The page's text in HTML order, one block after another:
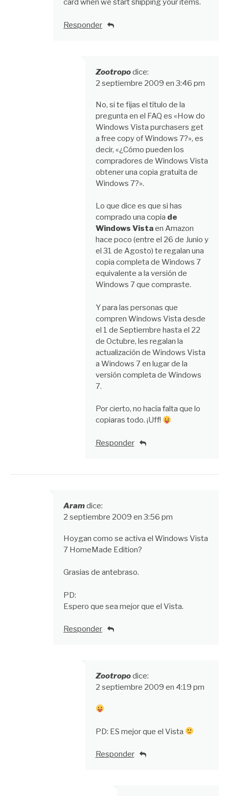
card when we start shipping your items.
Responder
Zootropodice:
2 septiembre 2009 en 3:46 pm
No, si te fijas el título de la
pregunta en el FAQ es «How do
Windows Vista purchasers get
a free copy of Windows 7?», es
decir, «¿Cómo pueden los
compradores de Windows Vista
obtener una copia gratuita de
Windows 7?».
Lo que dice es que si has
comprado una copia de
Windows Vistaen Amazon
hace poco (entre el 26 de Junio y
el 31 de Agosto) te regalan una
copia completa de Windows 7
equivalente a la versión de
Windows 7 que compraste.
Y para las personas que
compren Windows Vista desde
el 1 de Septiembre hasta el 22
de Octubre, les regalan la
actualización de Windows Vista
a Windows 7 en lugar de la
versión completa de Windows
7.
Por cierto, no hacía falta que lo
copiaras todo. ¡Uff!
Responder
Aramdice:
2 septiembre 2009 en 3:56 pm
Hoygan como se activa el Windows Vista
7 HomeMade Edition?
Grasias de antebraso.
PD:
Espero que sea mejor que el Vista.
Responder
Zootropodice:
2 septiembre 2009 en 4:19 pm
PD: ES mejor que el Vista
Responder